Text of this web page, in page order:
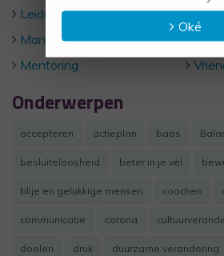
Leiderschap
Management
Mentoring
Onderwerpen
accepteren actieplan baas
besluiteloosheid beter in je vel
blije en gelukkige mensen coachen
communicatie corona
doelen druk duurzame verandering
Oké